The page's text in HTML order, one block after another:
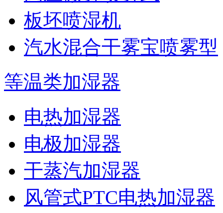
板坯喷湿机
汽水混合干雾宝喷雾型
等温类加湿器
电热加湿器
电极加湿器
干蒸汽加湿器
风管式PTC电热加湿器